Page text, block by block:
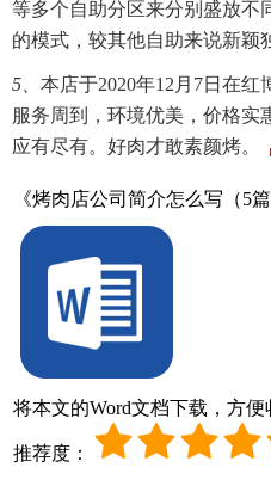
等多个自助分区来分别盛放不
的模式，较其他自助来说新颖
5、 本店于2020年12月7日在红
服务周到，环境优美，价格实
应有尽有。好肉才敢素颜烤。
《烤肉店公司简介怎么写（5篇
将本文的Word文档下载，方便
推荐度：